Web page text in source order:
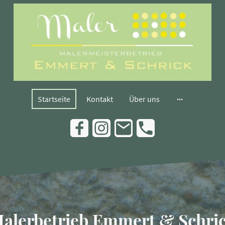
Startseite Kontakt Über uns
Emmert &